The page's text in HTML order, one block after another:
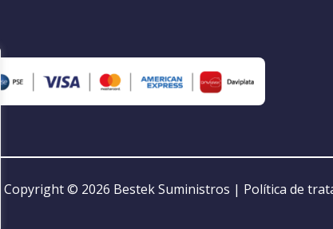
Copyright © 2026 Bestek Suministros | Política de